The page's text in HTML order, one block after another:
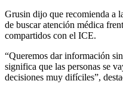
Grusin dijo que recomienda a
de buscar atención médica
compartidos con el ICE.
“Queremos dar información
significa que las personas se
decisiones muy difíciles”,